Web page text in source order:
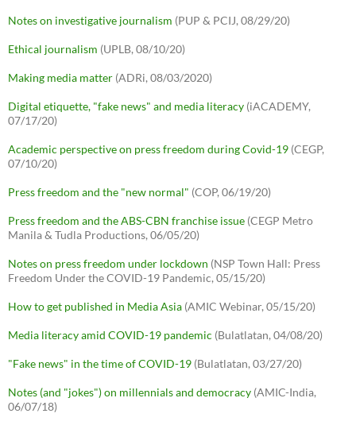
Notes on investigative journalism (PUP & PCIJ, 08/29/20)
Ethical journalism (UPLB, 08/10/20)
Making media matter (ADRi, 08/03/2020)
Digital etiquette, "fake news" and media literacy (iACADEMY,
07/17/20)
Academic perspective on press freedom during Covid-19 (CEGP,
07/10/20)
Press freedom and the "new normal" (COP, 06/19/20)
Press freedom and the ABS-CBN franchise issue (CEGP Metro
Manila & Tudla Productions, 06/05/20)
Notes on press freedom under lockdown (NSP Town Hall: Press
Freedom Under the COVID-19 Pandemic, 05/15/20)
How to get published in Media Asia (AMIC Webinar, 05/15/20)
Media literacy amid COVID-19 pandemic (Bulatlatan, 04/08/20)
"Fake news" in the time of COVID-19 (Bulatlatan, 03/27/20)
Notes (and "jokes") on millennials and democracy (AMIC-India,
06/07/18)